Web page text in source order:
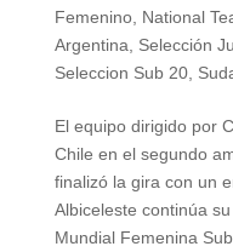
Femenino, National
Argentina
Selección
Seleccion Sub 20,
El equipo dirigido por
Chile en el segundo
finalizó la gira con un
Albiceleste continúa
Mundial Femenina